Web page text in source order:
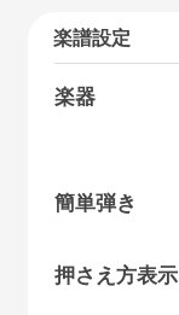
楽譜設定
楽器
簡単弾き
押さえ方表示